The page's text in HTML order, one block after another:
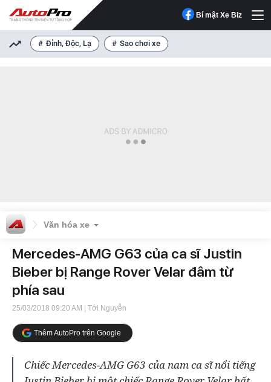
Bí mật Xe Biz
Đỉnh, Độc, Lạ Sao chơi xe
Văn hóa xe
Mercedes-AMG G63 của ca sĩ Justin
Bieber bị Range Rover Velar đâm từ
phía sau
25/03/2018 09:20 AM | Tới Nguyễn
Thêm AutoPro trên Google
Chiếc Mercedes-AMG G63 của nam ca sĩ nổi tiếng